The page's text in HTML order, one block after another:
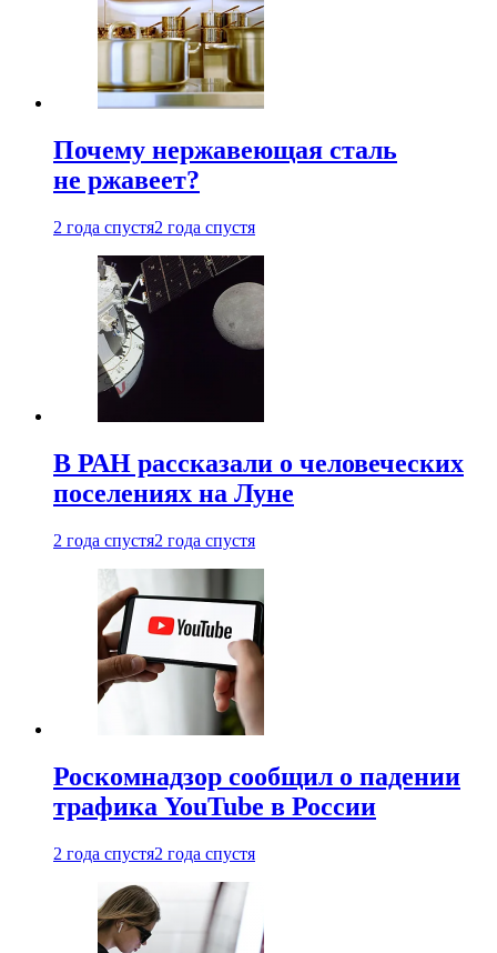
Почему нержавеющая сталь
не ржавеет?
2 года спустя2 года спустя
В РАН рассказали о человеческих
поселениях на Луне
2 года спустя2 года спустя
Роскомнадзор сообщил о падении
трафика YouTube в России
2 года спустя2 года спустя